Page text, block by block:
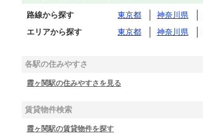
路線から探す 東京都 神奈川県
エリアから探す
東京都 神奈川県
各駅の住みやすさ
霞ヶ関駅の住みやすさを見る
賃貸物件検索
霞ヶ関駅の賃貸物件を探す